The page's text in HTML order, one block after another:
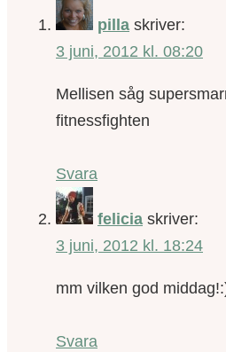
pilla skriver:
3 juni, 2012 kl. 08:20
Mellisen såg
fitnessfighten
Svara
felicia skriver:
3 juni, 2012 kl. 18:24
mm vilken god
Svara